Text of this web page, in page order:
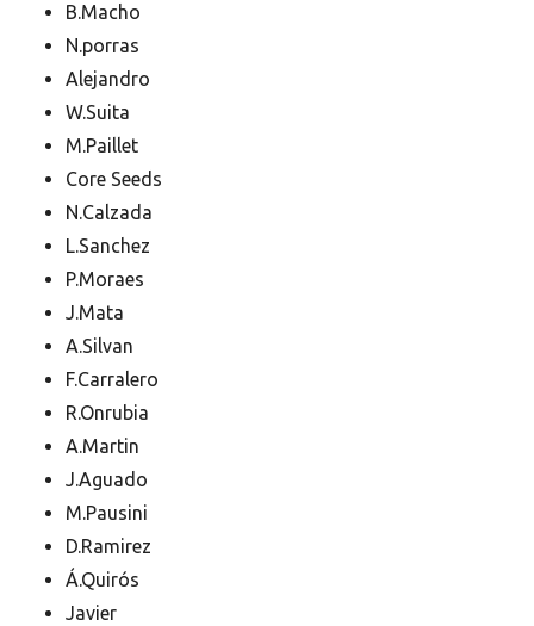
B.Macho
N.porras
Alejandro
W.Suita
M.Paillet
Core Seeds
N.Calzada
L.Sanchez
P.Moraes
J.Mata
A.Silvan
F.Carralero
R.Onrubia
A.Martin
J.Aguado
M.Pausini
D.Ramirez
Á.Quirós
Javier